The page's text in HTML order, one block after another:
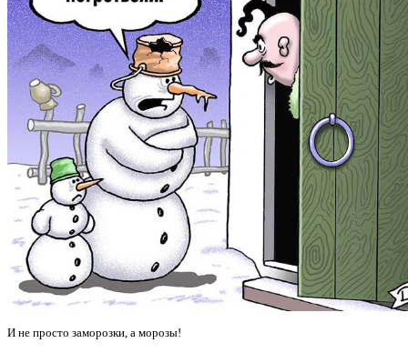
И не просто заморозки, а морозы!